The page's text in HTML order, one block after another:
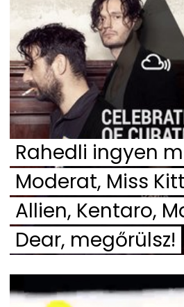
Rahedli ingyen
Moderat, Miss
Allien, Kentaro,
Dear, megőrülsz!